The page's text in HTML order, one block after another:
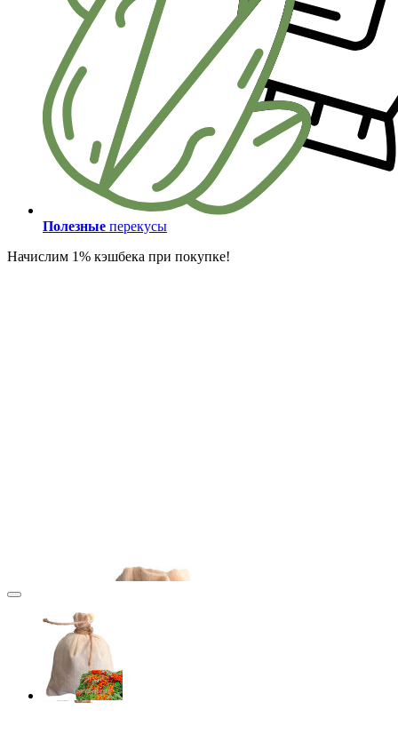
Полезные перекусы
Начислим 1% кэшбека при покупке!